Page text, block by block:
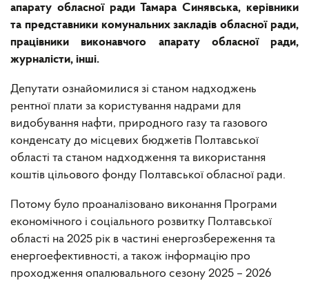
апарату обласної ради Тамара Синявська, керівники
та представники комунальних закладів обласної ради,
працівники виконавчого апарату обласної ради,
журналісти, інші.
Депутати ознайомилися зі станом надходжень
рентної плати за користування надрами для
видобування нафти, природного газу та газового
конденсату до місцевих бюджетів Полтавської
області та станом надходження та використання
коштів цільового фонду Полтавської обласної ради.
Потому було проаналізовано виконання Програми
економічного і соціального розвитку Полтавської
області на 2025 рік в частині енергозбереження та
енергоефективності, а також інформацію про
проходження опалювального сезону 2025 – 2026